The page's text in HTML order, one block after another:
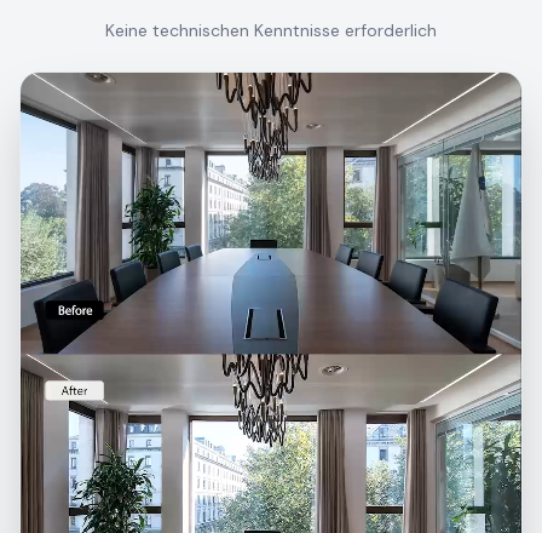
Keine technischen Kenntnisse erforderlich